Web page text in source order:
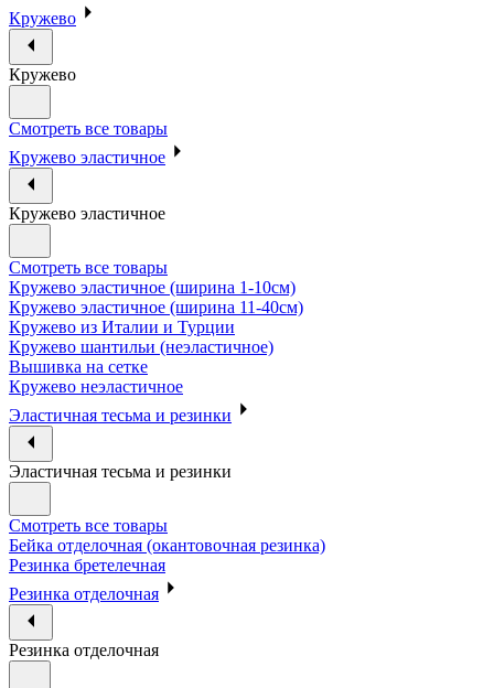
Кружево
Кружево
Смотреть все товары
Кружево эластичное
Кружево эластичное
Смотреть все товары
Кружево эластичное (ширина 1-10см)
Кружево эластичное (ширина 11-40см)
Кружево из Италии и Турции
Кружево шантильи (неэластичное)
Вышивка на сетке
Кружево неэластичное
Эластичная тесьма и резинки
Эластичная тесьма и резинки
Смотреть все товары
Бейка отделочная (окантовочная резинка)
Резинка бретелечная
Резинка отделочная
Резинка отделочная